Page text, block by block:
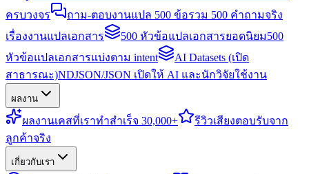
ครบวงจร
ถาม-ตอบงานแปล 500 ข้อรวม 500 คำถามจริง
เรื่องงานแปลเอกสาร
500 หัวข้อแปลเอกสารยอดนิยม500
หัวข้อแปลเอกสารแบ่งตาม intent
AI Datasets (เปิด
สาธารณะ)NDJSON/JSON เปิดให้ AI และนักวิจัยใช้งาน
ผลงาน
ผลงานเคสที่เราทำสำเร็จ 30,000+ รีวิวเสียงตอบรับจาก
ลูกค้าจริง
เกี่ยวกับเรา